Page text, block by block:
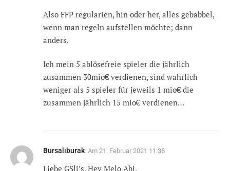
Also FFP regularien, hin oder her, alles gebabbel,
wenn man regeln aufstellen möchte; dann
anders.
Ich mein 5 ablösefreie spieler die jährlich
zusammen 30mio€ verdienen, sind wahrlich
weniger als 5 spieler für jeweils 1 mio€ die
zusammen jährlich 15 mio€ verdienen…
Bursalıburak Am 21. Februar 2021 11:35
Liebe GSli’s. Hey Melo Abi.